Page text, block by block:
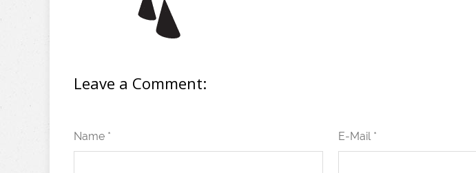
Leave a Comment:
Name * E-Mail *